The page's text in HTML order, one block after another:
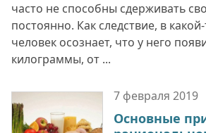
часто не способны сдерживать
постоянно. Как следствие, в
человек осознает, что у него
килограммы, от ...
7 февраля 2019
Основные